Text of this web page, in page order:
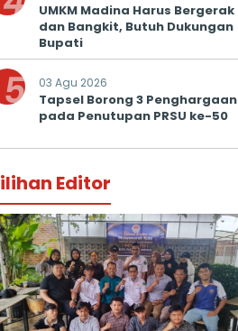
UMKM Madina Harus Bergerak
dan Bangkit, Butuh Dukungan
Bupati
5 03 Agu 2026
Tapsel Borong 3 Penghargaan
pada Penutupan PRSU ke-50
Editor